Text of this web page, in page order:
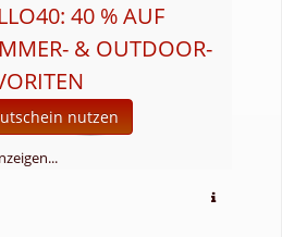
40 % AUF
& OUTDOOR-
nutzen